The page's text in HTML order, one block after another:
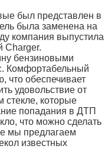
был представлен в
была заменена на
компания выпустила
Charger.
бензиновыми
Комфортабельный
что обеспечивает
удовольствие от
стекле, которые
попадания в ДТП
что можно сделать
мы предлагаем
известных